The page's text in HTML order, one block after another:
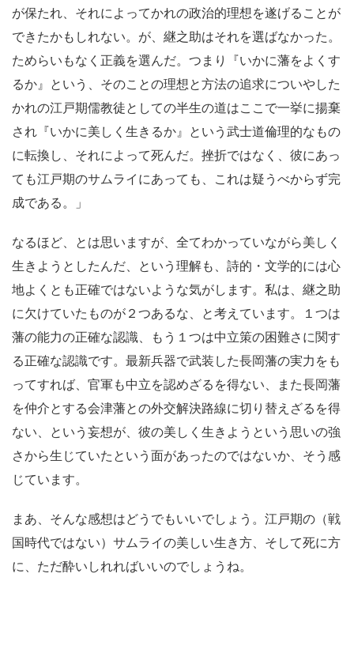
が保たれ、それによってかれの政治的理想を遂げることが
できたかもしれない。が、継之助はそれを選ばなかった。
ためらいもなく正義を選んだ。つまり『いかに藩をよくす
るか』という、そのことの理想と方法の追求についやした
かれの江戸期儒教徒としての半生の道はここで一挙に揚棄
され『いかに美しく生きるか』という武士道倫理的なもの
に転換し、それによって死んだ。挫折ではなく、彼にあっ
ても江戸期のサムライにあっても、これは疑うべからず完
成である。」
なるほど、とは思いますが、全てわかっていながら美しく
生きようとしたんだ、という理解も、詩的・文学的には心
地よくとも正確ではないような気がします。私は、継之助
に欠けていたものが２つあるな、と考えています。１つは
藩の能力の正確な認識、もう１つは中立策の困難さに関す
る正確な認識です。最新兵器で武装した長岡藩の実力をも
ってすれば、官軍も中立を認めざるを得ない、また長岡藩
を仲介とする会津藩との外交解決路線に切り替えざるを得
ない、という妄想が、彼の美しく生きようという思いの強
さから生じていたという面があったのではないか、そう感
じています。
まあ、そんな感想はどうでもいいでしょう。江戸期の（戦
国時代ではない）サムライの美しい生き方、そして死に方
に、ただ酔いしれればいいのでしょうね。